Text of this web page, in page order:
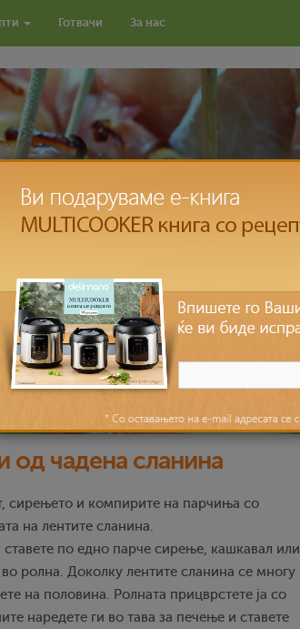
Готвачи За нас
од чадена сланина
сирењето и компирите на парчиња со
на лентите сланина.
по едно парче сирење, кашкавал или
ролна. Доколку лентите сланина се многу
на половина. Ролната прицврстете ја со
наредете ги во тава за печење и ставете